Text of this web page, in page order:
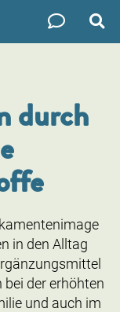
durch
in den Alltag
der erhöhten
und auch im